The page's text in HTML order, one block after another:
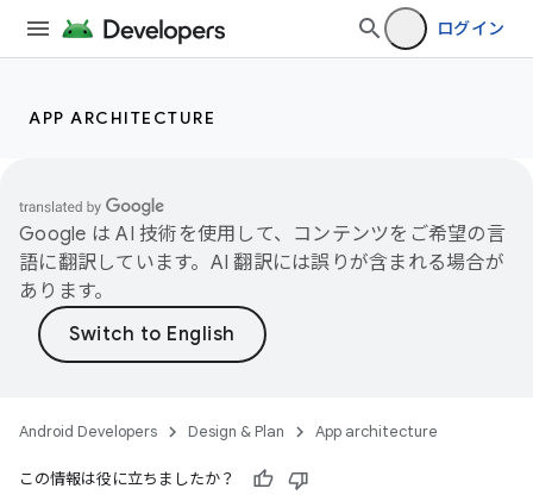
ログイン
APP ARCHITECTURE
Google は AI 技術を使用して、コンテンツをご希望の言
語に翻訳しています。AI 翻訳には誤りが含まれる場合が
あります。
Android Developers Design & Plan App architecture
この情報は役に立ちましたか？